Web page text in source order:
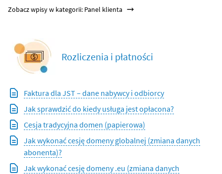
Zobacz wpisy w kategorii: Panel klienta
Rozliczenia i płatności
Faktura dla JST – dane nabywcy i odbiorcy
Jak sprawdzić do kiedy usługa jest opłacona?
Cesja tradycyjna domen (papierowa)
Jak wykonać cesję domeny globalnej (zmiana danych
abonenta)?
Jak wykonać cesję domeny .eu (zmiana danych